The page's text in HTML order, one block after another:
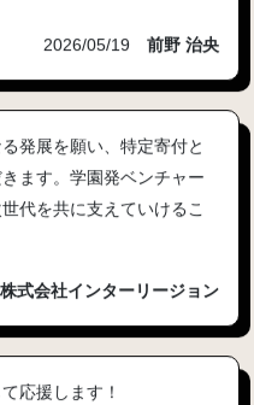
2026/05/19 前野 治央
発展を願い、特定寄付と
ます。学園発ベンチャー
代を共に支えていけるこ
株式会社インターリージョン
応援します！